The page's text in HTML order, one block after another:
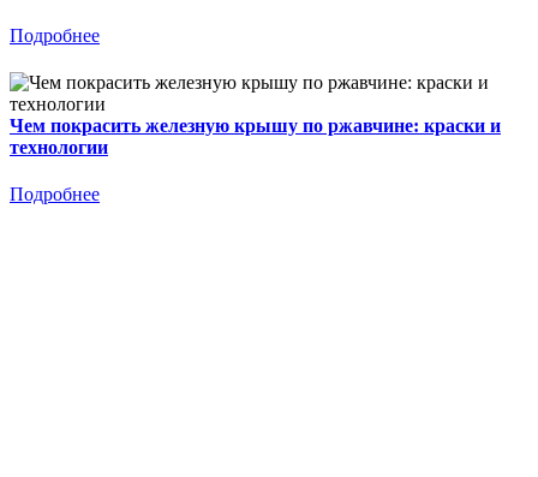
Подробнее
Чем покрасить железную крышу по ржавчине: краски и
технологии
Подробнее